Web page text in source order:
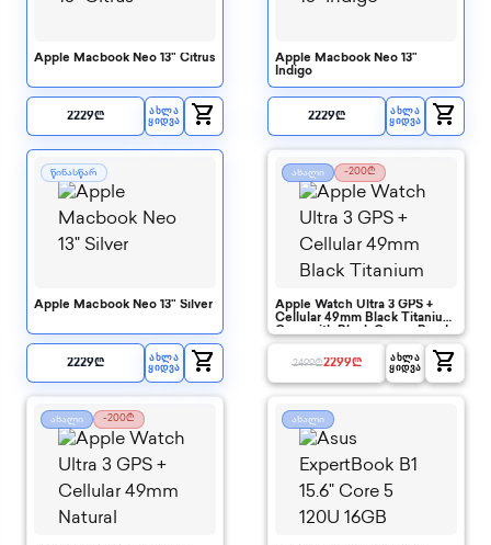
Apple Macbook Neo 13" Citrus
2229₾
ᲐᲮᲚᲐ
ᲧᲘᲓᲕᲐ
shopping_cart
Apple Macbook Neo 13"
Indigo
2229₾
ᲐᲮᲚᲐ
ᲧᲘᲓᲕᲐ
shopping_cart
წინასწარ
Apple Macbook Neo 13" Silver
2229₾
ᲐᲮᲚᲐ
ᲧᲘᲓᲕᲐ
shopping_cart
ახალი -200₾
Apple Watch Ultra 3 GPS +
Cellular 49mm Black Titanium
2499₾2299₾
ᲐᲮᲚᲐ
ᲧᲘᲓᲕᲐ
shopping_cart
ახალი -200₾ ახალი